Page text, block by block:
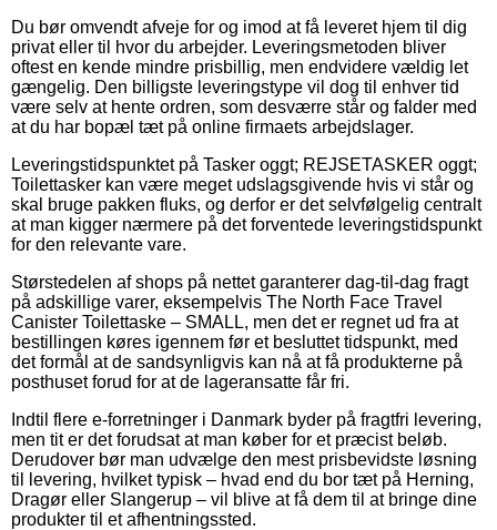
Du bør omvendt afveje for og imod at få leveret hjem til dig
privat eller til hvor du arbejder. Leveringsmetoden bliver
oftest en kende mindre prisbillig, men endvidere vældig let
gængelig. Den billigste leveringstype vil dog til enhver tid
være selv at hente ordren, som desværre står og falder med
at du har bopæl tæt på online firmaets arbejdslager.
Leveringstidspunktet på Tasker oggt; REJSETASKER oggt;
Toilettasker kan være meget udslagsgivende hvis vi står og
skal bruge pakken fluks, og derfor er det selvfølgelig centralt
at man kigger nærmere på det forventede leveringstidspunkt
for den relevante vare.
Størstedelen af shops på nettet garanterer dag-til-dag fragt
på adskillige varer, eksempelvis The North Face Travel
Canister Toilettaske – SMALL, men det er regnet ud fra at
bestillingen køres igennem før et besluttet tidspunkt, med
det formål at de sandsynligvis kan nå at få produkterne på
posthuset forud for at de lageransatte får fri.
Indtil flere e-forretninger i Danmark byder på fragtfri levering,
men tit er det forudsat at man køber for et præcist beløb.
Derudover bør man udvælge den mest prisbevidste løsning
til levering, hvilket typisk – hvad end du bor tæt på Herning,
Dragør eller Slangerup – vil blive at få dem til at bringe dine
produkter til et afhentningssted.